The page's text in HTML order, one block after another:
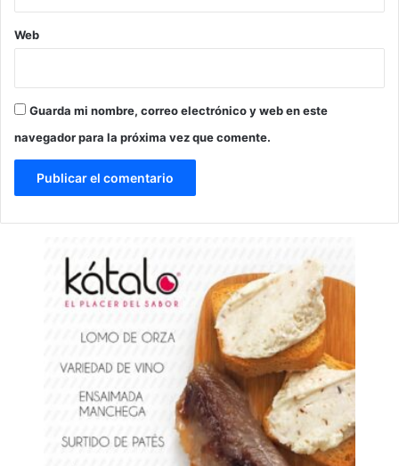
Web
Guarda mi nombre, correo electrónico y web en este
navegador para la próxima vez que comente.